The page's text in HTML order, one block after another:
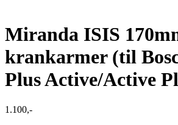
Miranda ISIS
krankarmer (til
Plus Active/Active
1.100,-